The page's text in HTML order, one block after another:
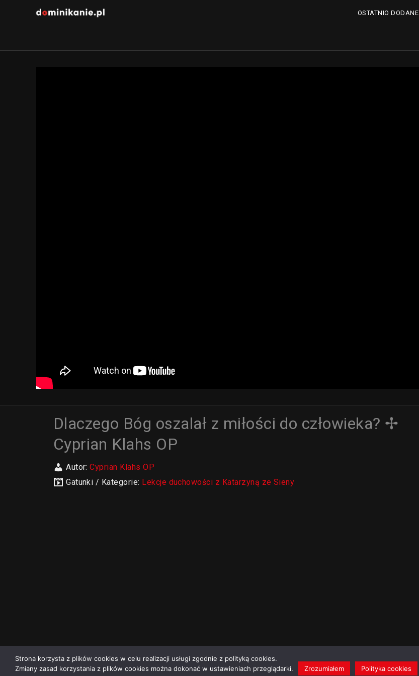
OSTATNIO DODANE
Dlaczego Bóg oszalał z miłości do człowieka? ✢
Cyprian Klahs OP
Autor:Cyprian Klahs OP
Gatunki / Kategorie: Lekcje duchowości z Katarzyną ze Sieny
Strona korzysta z plików cookies w celu realizacji usługi zgodnie z polityką cookies.
Zmiany zasad korzystania z plików cookies można dokonać w ustawieniach przeglądarki.
Zrozumiałem Polityka cookies